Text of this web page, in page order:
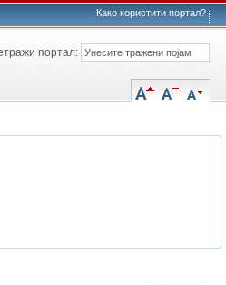
Како користити портал?
портал: